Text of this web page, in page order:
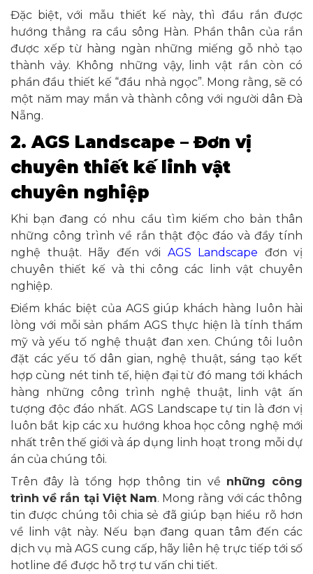
Đặc biệt, với mẫu thiết kế này, thì đầu rắn được
hướng thẳng ra cầu sông Hàn. Phần thân của rắn
được xếp từ hàng ngàn những miếng gỗ nhỏ tạo
thành vảy. Không những vậy, linh vật rắn còn có
phần đầu thiết kế “đầu nhả ngọc”. Mong rằng, sẽ có
một năm may mắn và thành công với người dân Đà
Nẵng.
2. AGS Landscape – Đơn vị
chuyên thiết kế linh vật
chuyên nghiệp
Khi bạn đang có nhu cầu tìm kiếm cho bản thân
những công trình về rắn thật độc đáo và đầy tính
nghệ thuật. Hãy đến với AGS Landscape đơn vị
chuyên thiết kế và thi công các linh vật chuyên
nghiệp.
Điểm khác biệt của AGS giúp khách hàng luôn hài
lòng với mỗi sản phẩm AGS thực hiện là tính thẩm
mỹ và yếu tố nghệ thuật đan xen. Chúng tôi luôn
đặt các yếu tố dân gian, nghệ thuật, sáng tạo kết
hợp cùng nét tinh tế, hiện đại từ đó mang tới khách
hàng những công trình nghệ thuật, linh vật ấn
tượng độc đáo nhất. AGS Landscape tự tin là đơn vị
luôn bắt kịp các xu hướng khoa học công nghệ mới
nhất trên thế giới và áp dụng linh hoạt trong mỗi dự
án của chúng tôi.
Trên đây là tổng hợp thông tin về những công
trình về rắn tại Việt Nam. Mong rằng với các thông
tin được chúng tôi chia sẻ đã giúp bạn hiểu rõ hơn
về linh vật này. Nếu bạn đang quan tâm đến các
dịch vụ mà AGS cung cấp, hãy liên hệ trực tiếp tới số
hotline để được hỗ trợ tư vấn chi tiết.